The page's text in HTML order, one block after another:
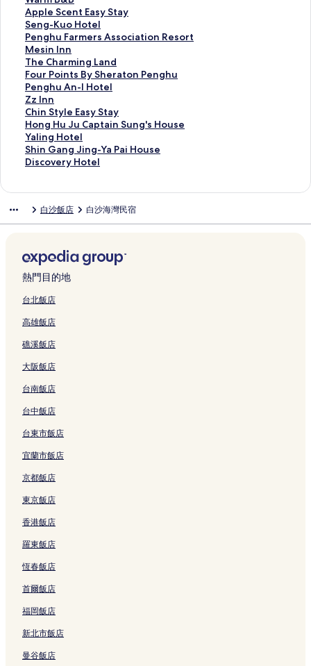
u
的
連
結
e
H
o
t
e
l
的
連
結
l
的
連
結
o
m
e
s
t
a
y
的
連
結
e
H
o
t
e
l
的
連
結
o
y
a
l
的
連
結
H
o
t
e
l
的
連
結
L
a
V
i
e
的
連
結
a
i
H
u
j
i
a
H
o
m
e
s
t
連
結
g
h
u
Y
o
u
t
h
A
c
t
i
v
e
e
r
的
連
y
o
f
C
h
e
n
-
H
a
i
P
e
H
e
s
t
a
的
結
a
r
m
B
&
B
的
連
結
Apple Scent Easy Stay
A
p
p
l
e
S
c
e
n
t
E
a
s
y
結
Seng-Kuo Hotel
S
e
n
g
-
K
u
o
H
o
t
e
結
Penghu Farmers Association Resort
P
e
n
g
h
u
F
a
r
m
e
s
i
a
t
i
n
e
s
o
r
的
結
Mesin Inn
M
e
s
i
n
I
n
n
的
連
The Charming Land
T
h
e
C
h
a
r
m
i
n
連
結
Four Points By Sheraton Penghu
F
o
u
r
P
o
i
n
S
r
a
t
o
P
n
g
h
u
連
Penghu An-I Hotel
P
e
n
g
h
u
A
o
l
的
連
結
Zz Inn
Z
z
I
n
n
的
Chin Style Easy Stay
C
h
i
n
S
E
y
S
t
a
的
結
Hong Hu Ju Captain Sung's House
H
o
n
g
C
t
a
i
n
u
g
'
s
H
u
e
的
連
結
Yaling Hotel
Y
a
l
o
l
的
連
結
Shin Gang Jing-Ya Pai House
S
h
n
i
n
g
-
a
a
i
H
o
s
的
連
結
Discovery Hotel
D
v
y
H
o
t
l
連
結
白沙飯店 白沙海灣民宿
熱門目的地
台北飯店
高雄飯店
礁溪飯店
大阪飯店
台南飯店
台中飯店
台東市飯店
宜蘭市飯店
京都飯店
東京飯店
香港飯店
羅東飯店
恆春飯店
首爾飯店
福岡飯店
新北市飯店
曼谷飯店